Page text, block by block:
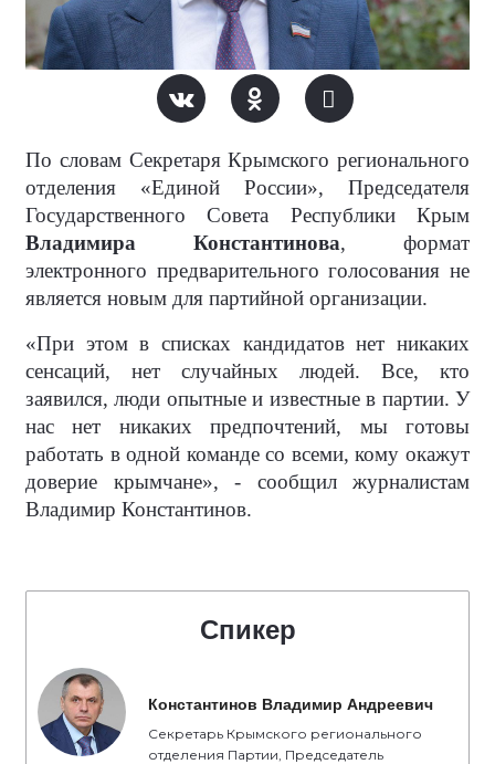
По словам Секретаря Крымского регионального
отделения «Единой России», Председателя
Государственного Совета Республики Крым
Владимира Константинова, формат
электронного предварительного голосования не
является новым для партийной организации.
«При этом в списках кандидатов нет никаких
сенсаций, нет случайных людей. Все, кто
заявился, люди опытные и известные в партии. У
нас нет никаких предпочтений, мы готовы
работать в одной команде со всеми, кому окажут
доверие крымчане», - сообщил журналистам
Владимир Константинов.
Спикер
Константинов Владимир Андреевич
Секретарь Крымского регионального
отделения Партии, Председатель